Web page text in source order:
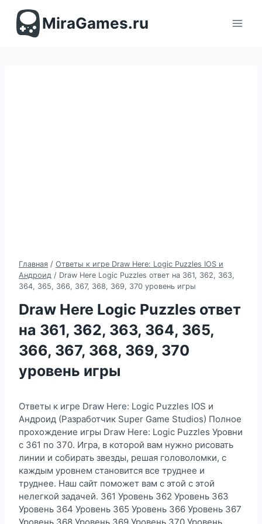
содержимомуMiraGames.ru
Главная / Ответы к игре Draw Here: Logic Puzzles IOS и
Андроид / Draw Here Logic Puzzles ответ на 361, 362, 363,
364, 365, 366, 367, 368, 369, 370 уровень игры
Draw Here Logic Puzzles ответ
на 361, 362, 363, 364, 365,
366, 367, 368, 369, 370
уровень игры
Ответы к игре Draw Here: Logic Puzzles IOS и
Андроид (Разработчик Super Game Studios) Полное
прохождение игры Draw Here: Logic Puzzles Уровни
с 361 по 370. Игра, в которой вам нужно рисовать
линии и собирать звезды, решая головоломки, с
каждым уровнем становится все труднее и
труднее. Наш сайт поможет вам с этой с этой
нелегкой задачей. 361 Уровень 362 Уровень 363
Уровень 364 Уровень 365 Уровень 366 Уровень 367